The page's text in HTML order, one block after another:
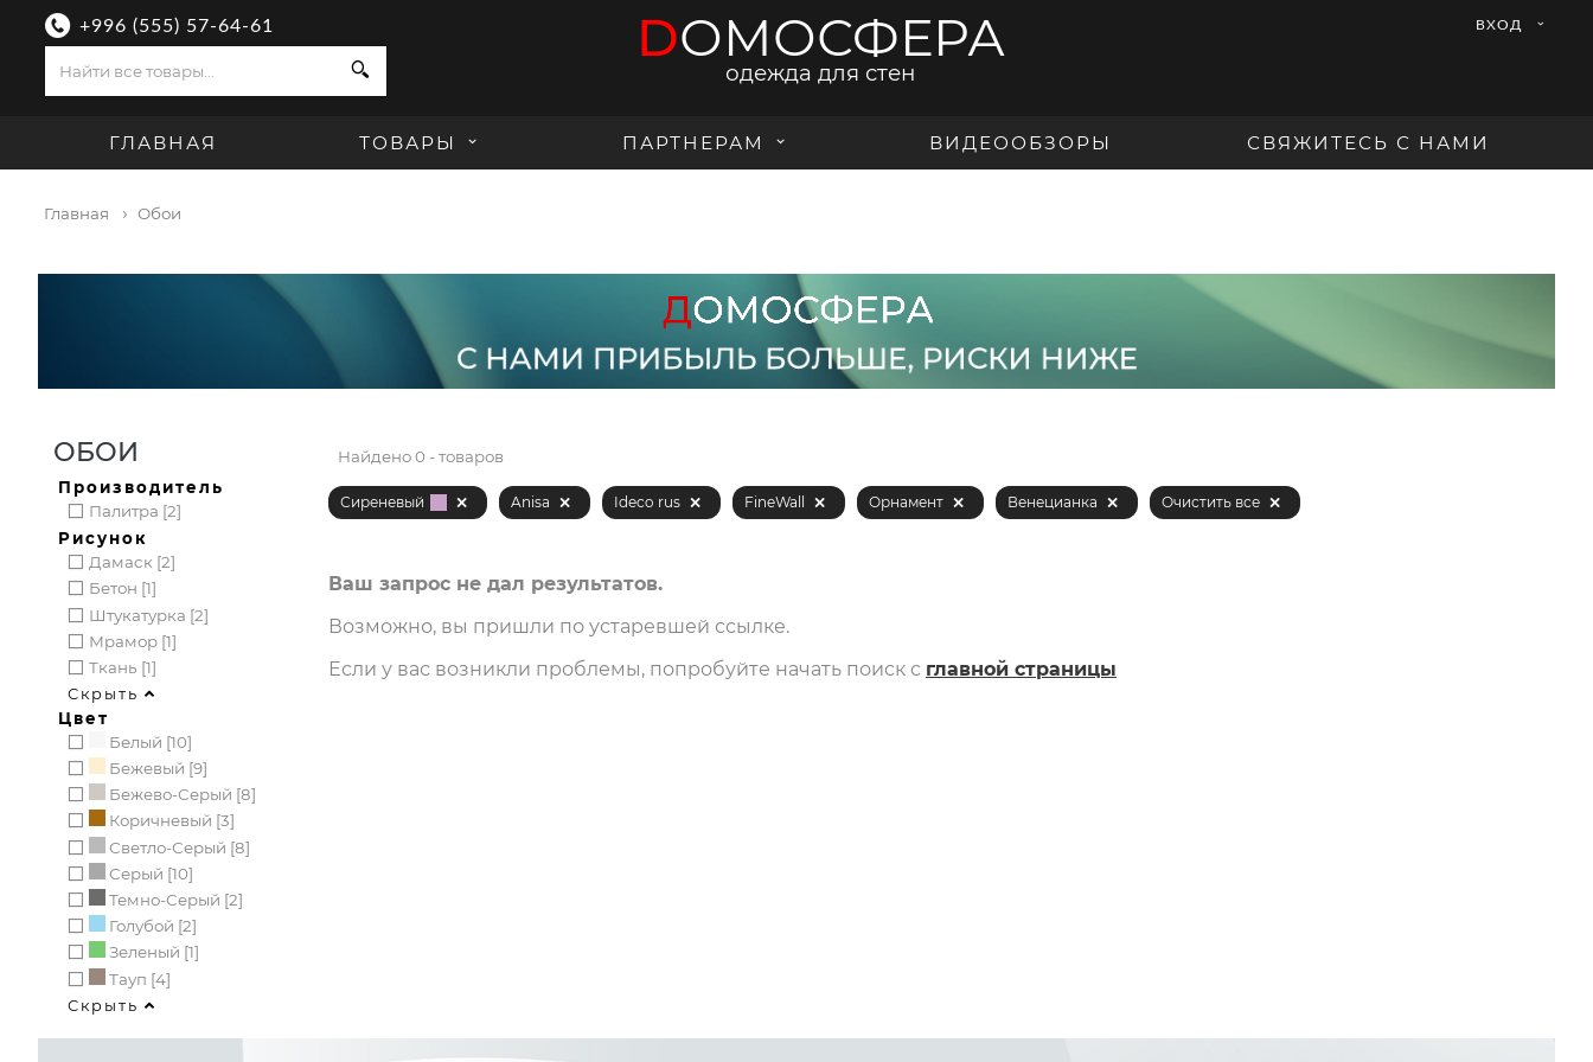
+996 (555) 57-64-61
DОМОСФЕРА
одежда для стен
ВХОД
ГЛАВНАЯ ТОВАРЫ ПАРТНЕРАМ ВИДЕООБЗОРЫ СВЯЖИТЕСЬ С НАМИ
Главная Обои
ОБОИ
Производитель
Палитра [2]
Рисунок
Дамаск [2]
Бетон [1]
Штукатурка [2]
Мрамор [1]
Ткань [1]
Скрыть
Цвет
Белый [10]
Бежевый [9]
Бежево-Серый [8]
Коричневый [3]
Светло-Серый [8]
Серый [10]
Темно-Серый [2]
Голубой [2]
Зеленый [1]
Тауп [4]
Скрыть
Найдено0 - товаров
Сиреневый Anisa Ideco rus FineWall Орнамент Венецианка Очистить все
Ваш запрос не дал результатов.
Возможно, вы пришли по устаревшей ссылке.
Если у вас возникли проблемы, попробуйте начать поиск с главной страницы